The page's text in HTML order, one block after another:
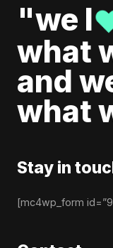
"we l
what
and
what
Stay in
[mc4wp_form